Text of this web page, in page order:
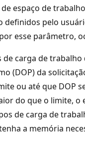
espaço de
definidos pelo
esse parâmetro,
de carga de
(DOP) da
ou até que DOP
do que o limite, o
de carga de
a memória